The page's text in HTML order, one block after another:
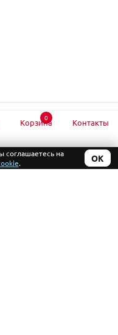
0
Корзина Контакты
ОК
соглашаетесь на
.